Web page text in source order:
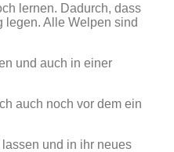
lernen. Dadurch, dass
legen. Alle Welpen sind
und auch in einer
auch noch vor dem ein
und in ihr neues